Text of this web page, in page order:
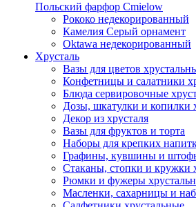
Польский фарфор Сmielow
Рококо недекорированный
Камелия Серый орнамент
Oktawa недекорированный
Хрусталь
Вазы для цветов
Конфетницы и салатники
Блюда сервировочные
Дозы, шкатулки и копилки
Декор из хрусталя
Вазы для фруктов и торта
Наборы для крепких
Графины, кувшины и
Стаканы, стопки и кружки
Рюмки и фужеры
Масленки, сахарницы и